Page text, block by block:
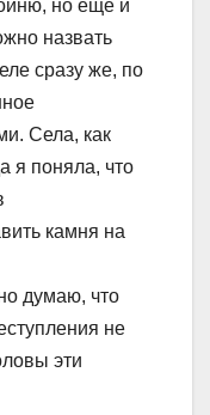
но еще и
назвать
сразу же, по
Села, как
я поняла, что
камня на
думаю, что
не
эти